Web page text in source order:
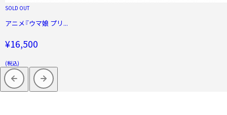
SOLD OUT
アニメ『ウマ娘 プリ...
¥16,500
(税込)